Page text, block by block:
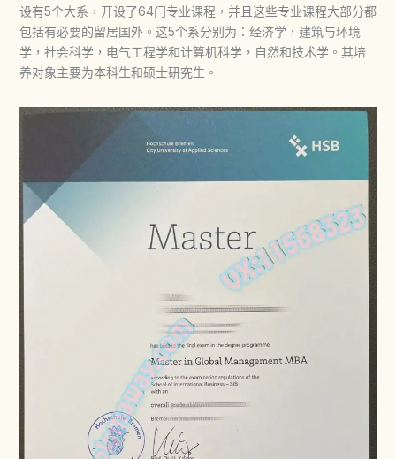
设有5个大系，开设了64门专业课程，并且这些专业课程大部分都
包括有必要的留居国外。这5个系分别为：经济学，建筑与环境
学，社会科学，电气工程学和计算机科学，自然和技术学。其培
养对象主要为本科生和硕士研究生。